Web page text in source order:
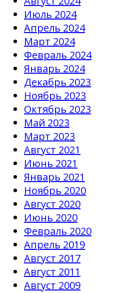
Июль 2024
Апрель 2024
Март 2024
Февраль 2024
Январь 2024
Декабрь 2023
Ноябрь 2023
Октябрь 2023
Май 2023
Март 2023
Август 2021
Июнь 2021
Январь 2021
Ноябрь 2020
Август 2020
Июнь 2020
Февраль 2020
Апрель 2019
Август 2017
Август 2011
Август 2009